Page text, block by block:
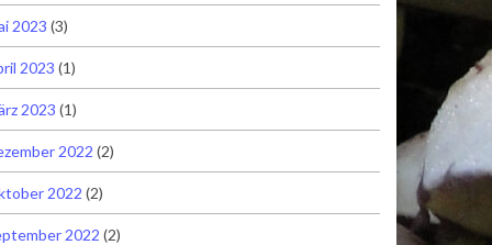
2023 (3)
2023 (1)
2023 (1)
2022 (2)
2022 (2)
2022 (2)